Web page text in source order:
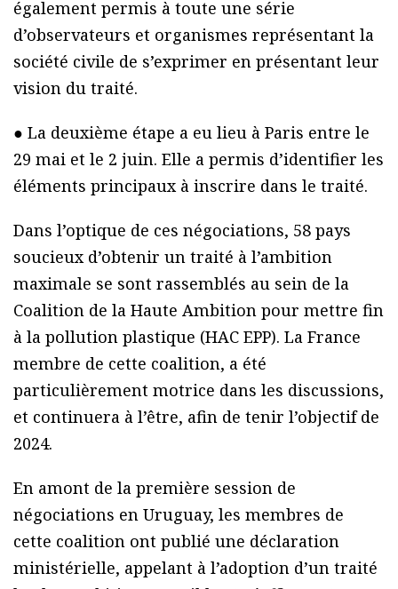
également permis à toute une série
d’observateurs et organismes représentant la
société civile de s’exprimer en présentant leur
vision du traité.
● La deuxième étape a eu lieu à Paris entre le
29 mai et le 2 juin. Elle a permis d’identifier les
éléments principaux à inscrire dans le traité.
Dans l’optique de ces négociations, 58 pays
soucieux d’obtenir un traité à l’ambition
maximale se sont rassemblés au sein de la
Coalition de la Haute Ambition pour mettre fin
à la pollution plastique (HAC EPP). La France
membre de cette coalition, a été
particulièrement motrice dans les discussions,
et continuera à l’être, afin de tenir l’objectif de
2024.
En amont de la première session de
négociations en Uruguay, les membres de
cette coalition ont publié une déclaration
ministérielle, appelant à l’adoption d’un traité